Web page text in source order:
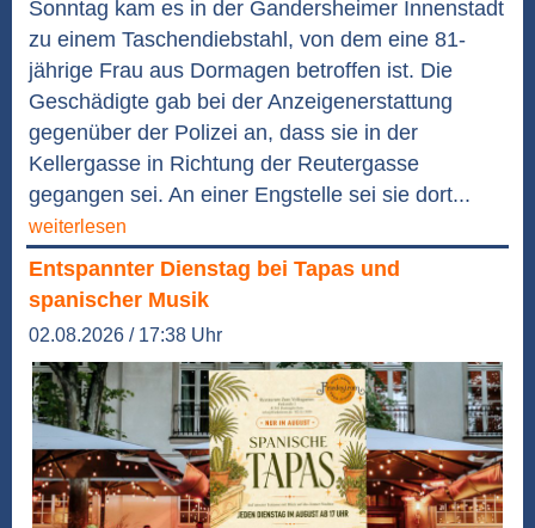
Sonntag kam es in der Gandersheimer Innenstadt
zu einem Taschendiebstahl, von dem eine 81-
jährige Frau aus Dormagen betroffen ist. Die
Geschädigte gab bei der Anzeigenerstattung
gegenüber der Polizei an, dass sie in der
Kellergasse in Richtung der Reutergasse
gegangen sei. An einer Engstelle sei sie dort...
weiterlesen
Entspannter Dienstag bei Tapas und
spanischer Musik
02.08.2026 / 17:38 Uhr